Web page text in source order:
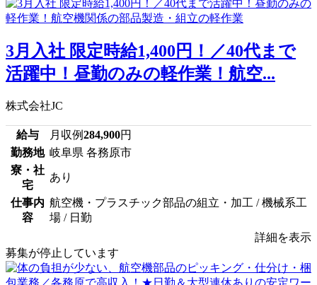
3月入社 限定時給1,400円！／40代まで
活躍中！昼勤のみの軽作業！航空...
株式会社JC
給与 月収例284,900円
勤務地 岐阜県 各務原市
寮・社
宅
あり
仕事内
容
航空機・プラスチック部品の組立・加工 / 機械系工
場 / 日勤
詳細を表示
募集が停止しています